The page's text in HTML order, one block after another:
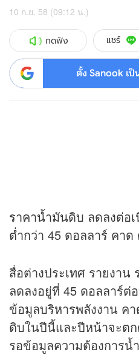
10 ก.ย. 58 (09:12 น.)
กดฟัง แชร์
ตั้ง Sanook เป็
ราคาน้ำมันดิบ ลดลงต่อ
ต่ำกว่า 45 ดอลลาร์ คา
สื่อต่างประเทศ รายงาน
ลดลงอยู่ที่ 45 ดอลลาร์ต่
ข้อมูลบริหารพลังงาน ค
ดิบในปีนี้และปีหน้าจะต
รอข้อมูลความต้องการ